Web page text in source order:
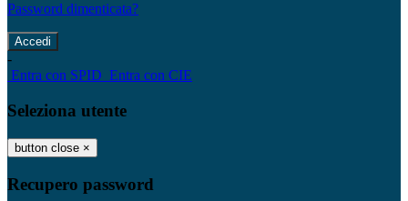
Password dimenticata?
-
Entra con SPID Entra con CIE
Seleziona utente
button close ×
Recupero password